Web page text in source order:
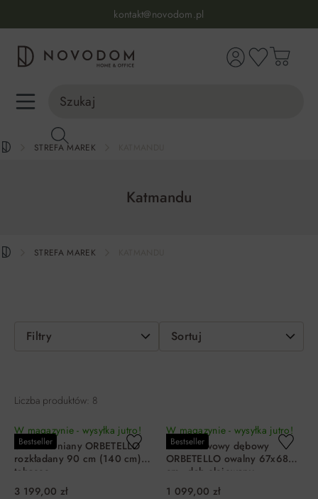
kontakt@novodom.pl
Dostawa z wniesieniem
30 dni na zwrot lub wymianę
98% zadowolonych klientów
STREFA MAREK
Katmandu
STREFA MAREK
Filtry Sortuj
Liczba produktów: 8
Bestseller
W magazynie - wysyłka jutro!
Stół drewniany ORBETELLO
rozkładany 90 cm (140 cm)
tabacco
3 199,00 zł
Bestseller
W magazynie - wysyłka jutro!
Stolik kawowy dębowy
ORBETELLO owalny 67x68
cm - dąb olejowany
1 099,00 zł